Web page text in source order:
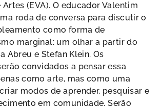
(EVA). O educador Valentim
roda de conversa para discutir o
como forma de
marginal: um olhar a partir do
Abreu e Stefan Klein. Os
convidados a pensar essa
como arte, mas como uma
modos de aprender, pesquisar e
em comunidade. Serão